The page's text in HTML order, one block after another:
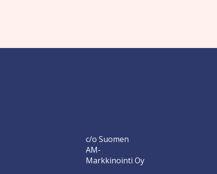
c/o Suomen
AM-
Markkinointi Oy